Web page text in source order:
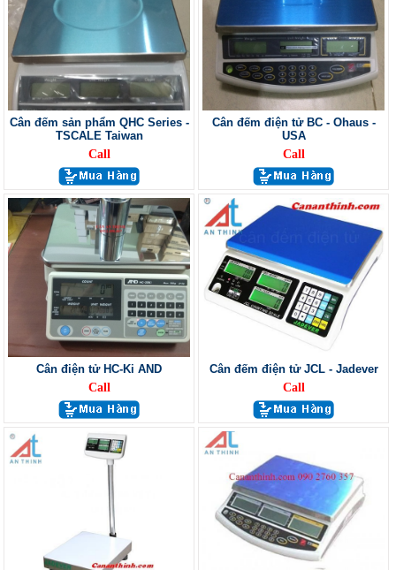
Cân đếm sản phẩm QHC Series -
TSCALE Taiwan
Call
Cân đếm điện tử BC - Ohaus -
USA
Call
Cân điện tử HC-Ki AND
Call
Cân đếm điện tử JCL - Jadever
Call